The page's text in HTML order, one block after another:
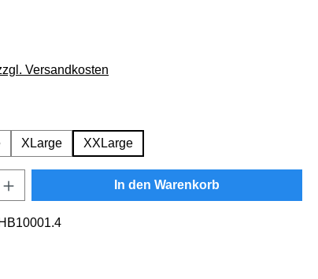
Versandkosten
XLarge XXLarge
Gib den gewünschten Wert ein
In den Warenkorb
HB10001.4